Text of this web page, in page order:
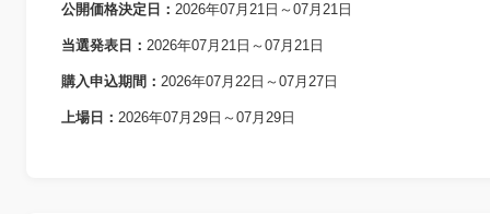
公開価格決定日： 2026年07月21日～07月21日
当選発表日： 2026年07月21日～07月21日
購入申込期間： 2026年07月22日～07月27日
上場日： 2026年07月29日～07月29日